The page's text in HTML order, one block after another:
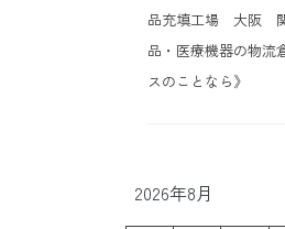
品充填工場 大阪
品・医療機器の物
スのことなら》
2026年8月